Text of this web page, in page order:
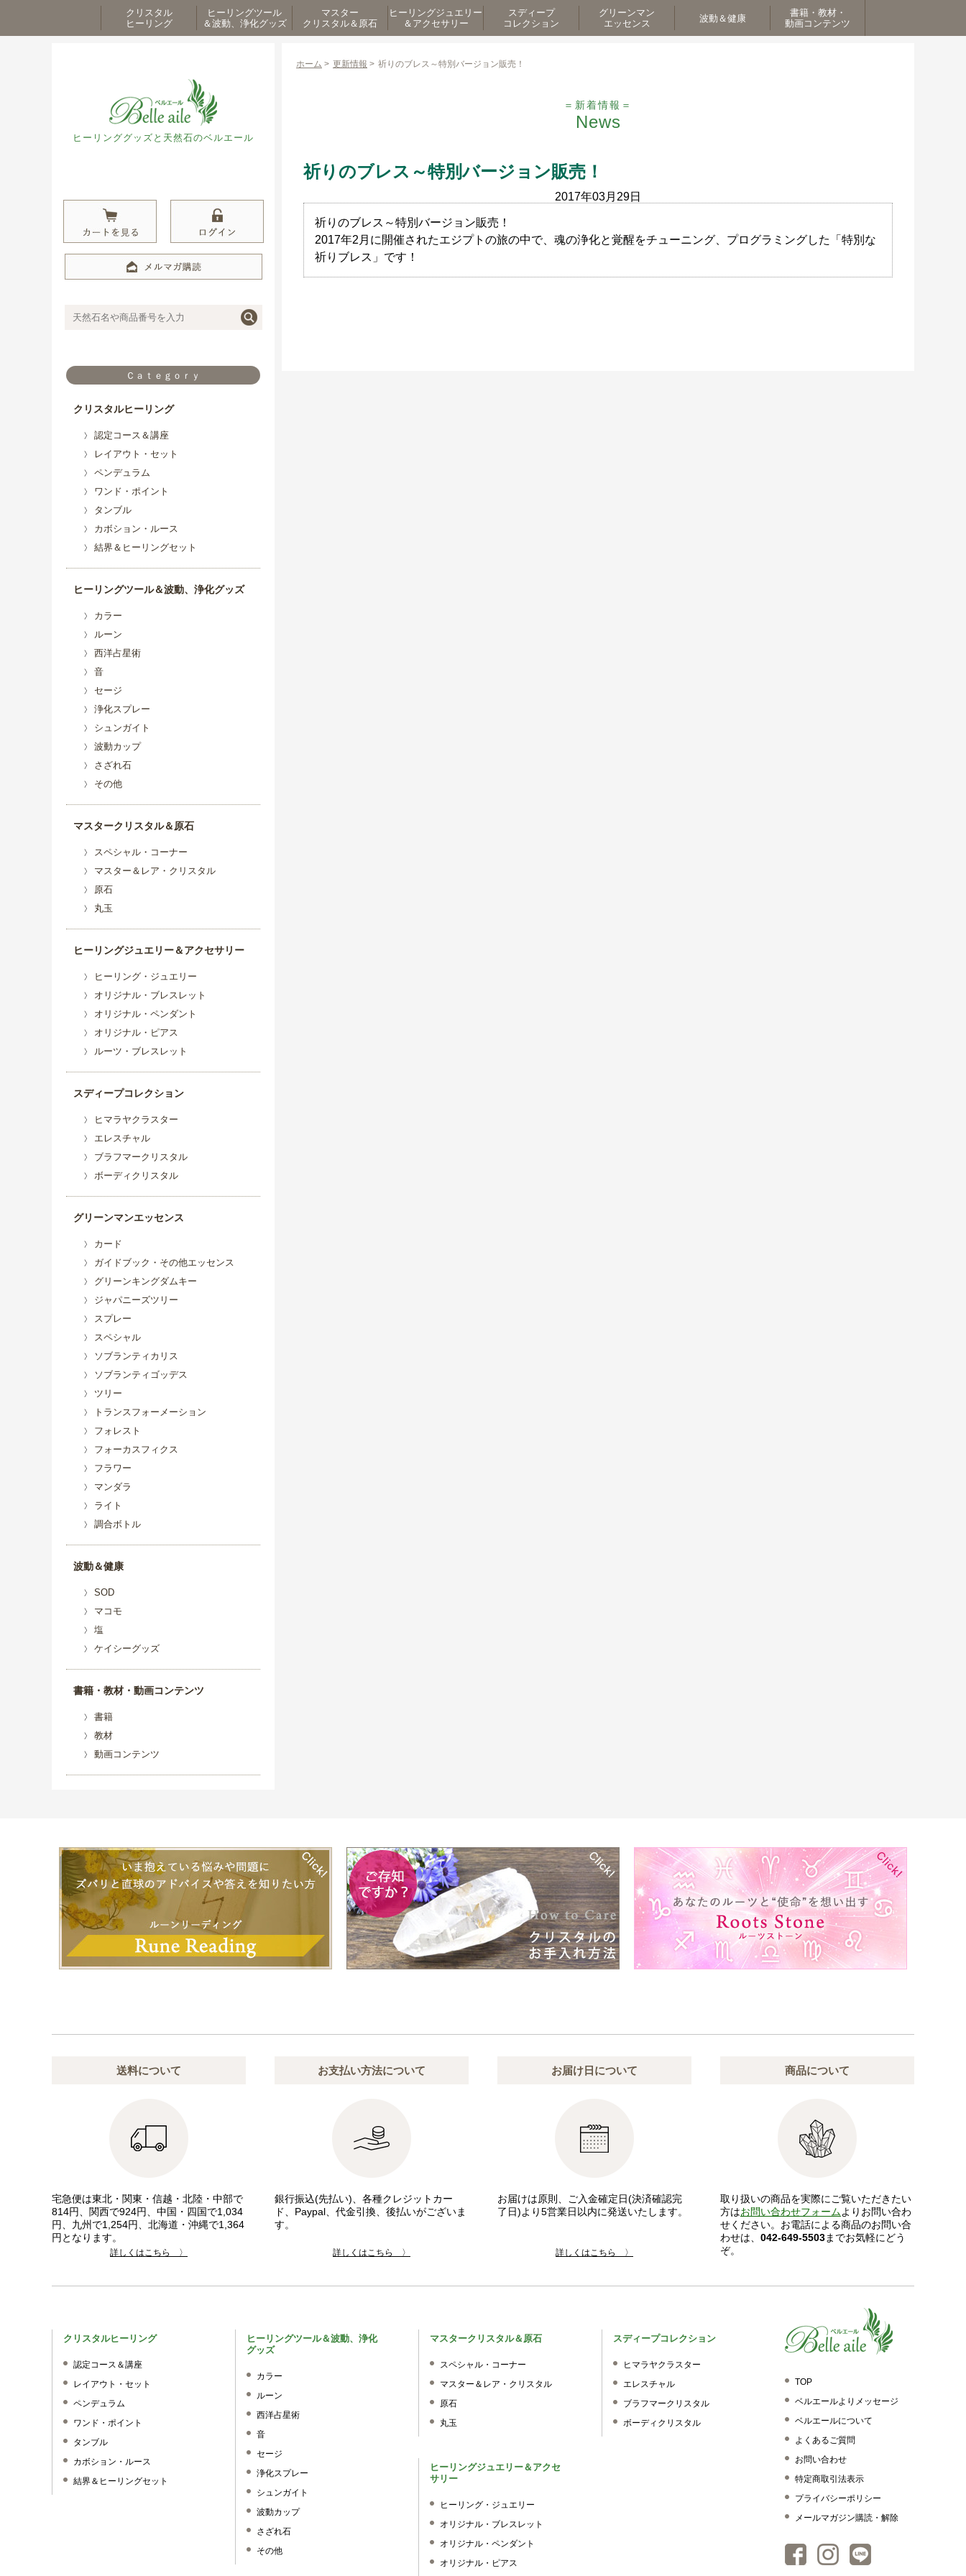
クリスタル
ヒーリング
ヒーリングツール
＆波動、浄化グッズ
マスター
クリスタル＆原石
ヒーリングジュエリー
＆アクセサリー
スディープ
コレクション
グリーンマン
エッセンス
波動＆健康
書籍・教材・
動画コンテンツ
ヒーリンググッズと天然石のベルエール
Ｃａｔｅｇｏｒｙ
クリスタルヒーリング
認定コース＆講座
レイアウト・セット
ペンデュラム
ワンド・ポイント
タンブル
カボション・ルース
結界＆ヒーリングセット
ヒーリングツール＆波動、浄化グッズ
カラー
ルーン
西洋占星術
音
セージ
浄化スプレー
シュンガイト
波動カップ
さざれ石
その他
マスタークリスタル＆原石
スペシャル・コーナー
マスター＆レア・クリスタル
原石
丸玉
ヒーリングジュエリー＆アクセサリー
ヒーリング・ジュエリー
オリジナル・ブレスレット
オリジナル・ペンダント
オリジナル・ピアス
ルーツ・ブレスレット
スディープコレクション
ヒマラヤクラスター
エレスチャル
ブラフマークリスタル
ボーディクリスタル
グリーンマンエッセンス
カード
ガイドブック・その他エッセンス
グリーンキングダムキー
ジャパニーズツリー
スプレー
スペシャル
ソブランティカリス
ソブランティゴッデス
ツリー
トランスフォーメーション
フォレスト
フォーカスフィクス
フラワー
マンダラ
ライト
調合ボトル
波動＆健康
SOD
マコモ
塩
ケイシーグッズ
書籍・教材・動画コンテンツ
書籍
教材
動画コンテンツ
ホーム > 更新情報 > 祈りのブレス～特別バージョン販売！
＝新着情報＝
News
祈りのブレス～特別バージョン販売！
2017年03月29日
祈りのブレス～特別バージョン販売！
2017年2月に開催されたエジプトの旅の中で、魂の浄化と覚醒をチューニング、プログラミングした「特別な
祈りブレス」です！
送料について
宅急便は東北・関東・信越・北陸・中部で
814円、関西で924円、中国・四国で1,034
円、九州で1,254円、北海道・沖縄で1,364
円となります。
詳しくはこちら 〉
お支払い方法について
銀行振込(先払い)、各種クレジットカー
ド、Paypal、代金引換、後払いがございま
す。
詳しくはこちら 〉
お届け日について
お届けは原則、ご入金確定日(決済確認完
了日)より5営業日以内に発送いたします。
詳しくはこちら 〉
商品について
取り扱いの商品を実際にご覧いただきたい
方はお問い合わせフォームよりお問い合わ
せください。お電話による商品のお問い合
わせは、 042-649-5503までお気軽にどう
ぞ。
TOP
ベルエールよりメッセージ
ベルエールについて
よくあるご質問
お問い合わせ
特定商取引法表示
プライバシーポリシー
メールマガジン購読・解除
クリスタルヒーリング
認定コース＆講座
レイアウト・セット
ペンデュラム
ワンド・ポイント
タンブル
カボション・ルース
結界＆ヒーリングセット
ヒーリングツール＆波動、浄化
グッズ
カラー
ルーン
西洋占星術
音
セージ
浄化スプレー
シュンガイト
波動カップ
さざれ石
その他
マスタークリスタル＆原石
スペシャル・コーナー
マスター＆レア・クリスタル
原石
丸玉
ヒーリングジュエリー＆アクセ
サリー
ヒーリング・ジュエリー
オリジナル・ブレスレット
オリジナル・ペンダント
オリジナル・ピアス
スディープコレクション
ヒマラヤクラスター
エレスチャル
ブラフマークリスタル
ボーディクリスタル